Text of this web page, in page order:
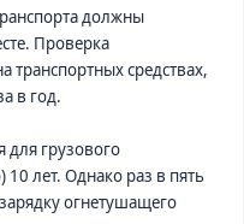
должны
Проверка
транспортных средствах,
в год.
для грузового
10 лет. Однако раз в пять
огнетушащего